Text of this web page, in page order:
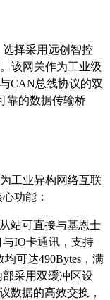
择采用远创智控
该网关作为工业级
CAN总线协议的双
靠的数据传输桥
工业异构网络互联
功能：
站可直接与基恩士
IO卡通讯，支持
可达490Bytes，满
采用双缓冲区设
数据的高效交换，